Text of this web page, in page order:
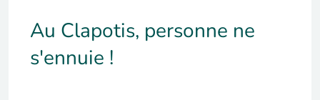
Au Clapotis, personne ne
s'ennuie !